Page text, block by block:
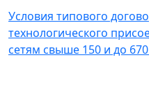
Условия типового
технологического
сетям свыше 150 и до